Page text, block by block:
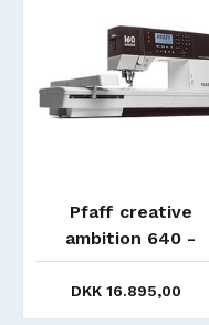
Pfaff creative
ambition 640 -
UDGÅET - SOLGT
DKK 16.895,00